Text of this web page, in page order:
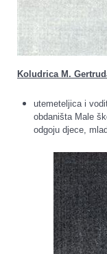
Koludrica M.
utemeteljica i
obdaništa Male
odgoju djece,